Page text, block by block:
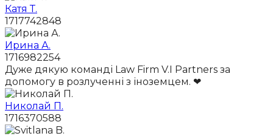
Катя Т.
1717742848
Ирина А.
1716982254
Дуже дякую команді Law Firm V.I Partners за
допомогу в розлученні з іноземцем. ❤
Николай П.
1716370588